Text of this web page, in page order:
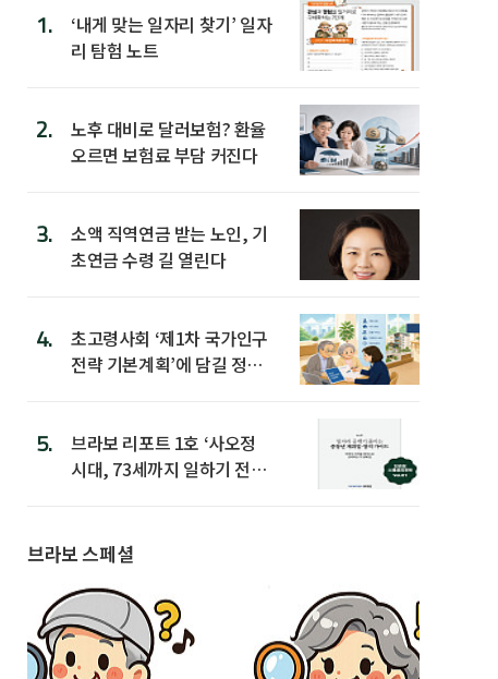
1.
‘내게 맞는 일자리 찾기’ 일자
리 탐험 노트
2.
노후 대비로 달러보험? 환율
오르면 보험료 부담 커진다
3.
소액 직역연금 받는 노인, 기
초연금 수령 길 열린다
4.
초고령사회 ‘제1차 국가인구
전략 기본계획’에 담길 정책
5.
브라보 리포트 1호 ‘사오정
시대, 73세까지 일하기 전략’
브라보 스페셜